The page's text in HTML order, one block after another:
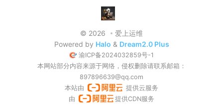
© 2026
爱上运维
Powered by Halo & Dream2.0 Plus
渝ICP备2024032859号-1
本网站部分内容来源于网络，侵权删除请联系邮箱：
897896639@qq.com
本站由
提供云服务
由
提供CDN服务